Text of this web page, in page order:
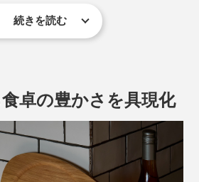
としてだけでなく、前菜やデザー
厚さ1.1cm。裏の四隅にシリコン
テーブルに置くとやや浮いている
に張り付くことなく、持ち上げる
続きを読む
卓の豊かさを具現化